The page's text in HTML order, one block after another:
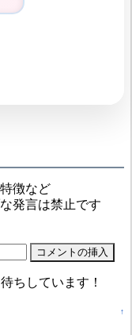
徴など
発言は禁止です
ちしています！
↑